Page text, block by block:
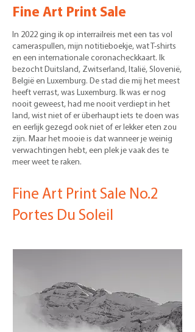
Fine Art Print Sale
In 2022 ging ik op interrailreis met een tas vol
cameraspullen, mijn notitieboekje, wat T-shirts
en een internationale coronacheckkaart. Ik
bezocht Duitsland, Zwitserland, Italië, Slovenië,
België en Luxemburg. De stad die mij het meest
heeft verrast, was Luxemburg. Ik was er nog
nooit geweest, had me nooit verdiept in het
land, wist niet of er überhaupt iets te doen was
en eerlijk gezegd ook niet of er lekker eten zou
zijn. Maar het mooie is dat wanneer je weinig
verwachtingen hebt, een plek je vaak des te
meer weet te raken.
Fine Art Print Sale No.2
Portes Du Soleil